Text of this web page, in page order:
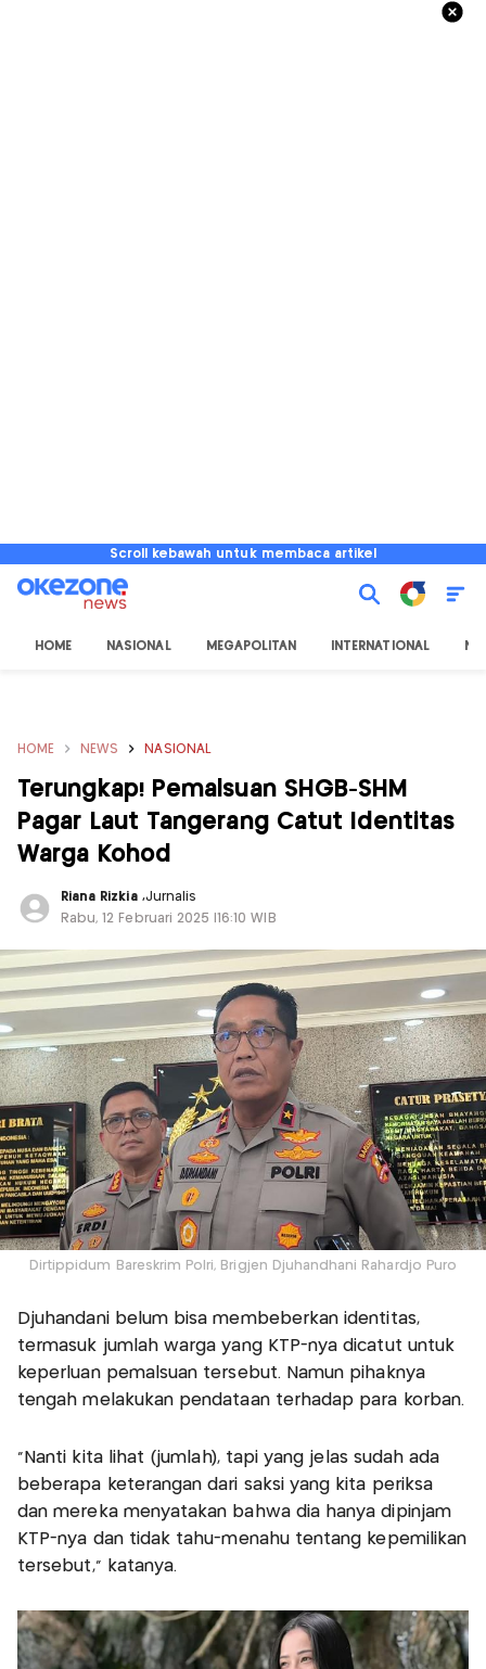
Scroll kebawah untuk membaca artikel
HOME NASIONAL MEGAPOLITAN INTERNATIONAL
HOME NEWS NASIONAL
Terungkap! Pemalsuan SHGB-SHM
Pagar Laut Tangerang Catut Identitas
Warga Kohod
Riana Rizkia ,Jurnalis
Rabu, 12 Februari 2025 |16:10 WIB
Dirtippidum Bareskrim Polri, Brigjen Djuhandhani Rahardjo Puro
Djuhandani belum bisa membeberkan identitas,
termasuk jumlah warga yang KTP-nya dicatut untuk
keperluan pemalsuan tersebut. Namun pihaknya
tengah melakukan pendataan terhadap para korban.
"Nanti kita lihat (jumlah), tapi yang jelas sudah ada
beberapa keterangan dari saksi yang kita periksa
dan mereka menyatakan bahwa dia hanya dipinjam
KTP-nya dan tidak tahu-menahu tentang kepemilikan
tersebut," katanya.